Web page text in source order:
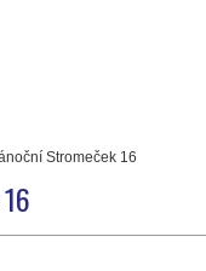
Stromeček 16